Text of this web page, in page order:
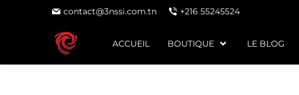
contact@3nssi.com.tn +216 55245524
ACCUEIL BOUTIQUE LE BLOG